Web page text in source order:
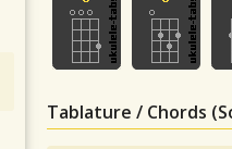
Tablature / Chords